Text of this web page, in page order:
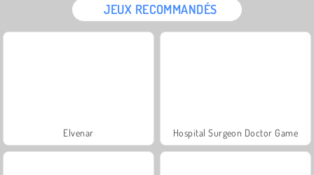
JEUX RECOMMANDÉS
Elvenar Hospital Surgeon Doctor Game